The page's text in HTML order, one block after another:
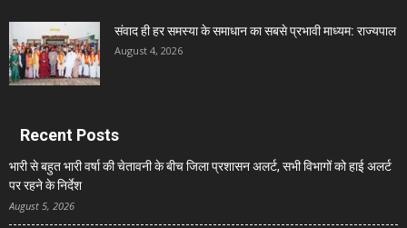
संवाद ही हर समस्या के समाधान का सबसे प्रभावी माध्यम: राज्यपाल
August 4, 2026
Recent Posts
भारी से बहुत भारी वर्षा की चेतावनी के बीच जिला प्रशासन अलर्ट, सभी विभागों को हाई अलर्ट
पर रहने के निर्देश
August 5, 2026